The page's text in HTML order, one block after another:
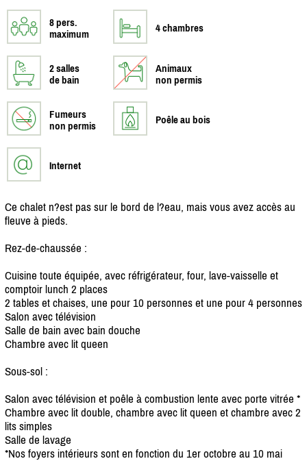
8 pers.
maximum
4 chambres
2 salles
de bain
Animaux
non permis
Fumeurs
non permis
Poêle au bois
Internet
Ce chalet n?est pas sur le bord de l?eau, mais vous avez accès au
fleuve à pieds.
Rez-de-chaussée :
Cuisine toute équipée, avec réfrigérateur, four, lave-vaisselle et
comptoir lunch 2 places
2 tables et chaises, une pour 10 personnes et une pour 4 personnes
Salon avec télévision
Salle de bain avec bain douche
Chambre avec lit queen
Sous-sol :
Salon avec télévision et poêle à combustion lente avec porte vitrée *
Chambre avec lit double, chambre avec lit queen et chambre avec 2
lits simples
Salle de lavage
*Nos foyers intérieurs sont en fonction du 1er octobre au 10 mai